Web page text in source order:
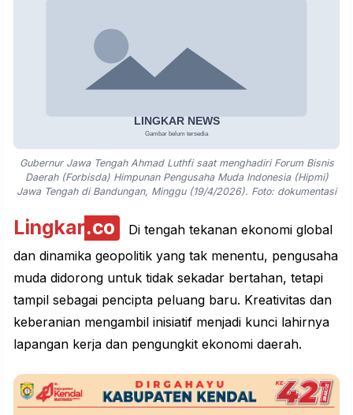
Gubernur Jawa Tengah Ahmad Luthfi saat menghadiri Forum Bisnis
Daerah (Forbisda) Himpunan Pengusaha Muda Indonesia (Hipmi)
Jawa Tengah di Bandungan, Minggu (19/4/2026). Foto: dokumentasi
Lingkar.co
Di tengah tekanan ekonomi global
dan dinamika geopolitik yang tak menentu, pengusaha
muda didorong untuk tidak sekadar bertahan, tetapi
tampil sebagai pencipta peluang baru. Kreativitas dan
keberanian mengambil inisiatif menjadi kunci lahirnya
lapangan kerja dan pengungkit ekonomi daerah.